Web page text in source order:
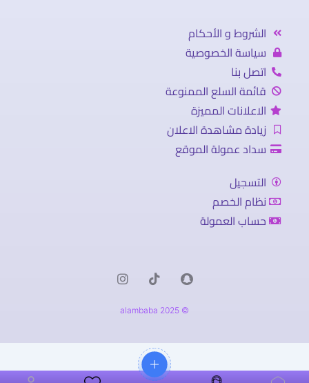
الشروط و الأحكام
سياسة الخصوصية
اتصل بنا
قائمة السلع الممنوعة
الاعلانات المميزة
زيادة مشاهدة الاعلان
سداد عمولة الموقع
التسجيل
نظام الخصم
حساب العمولة
© 2025 alambaba